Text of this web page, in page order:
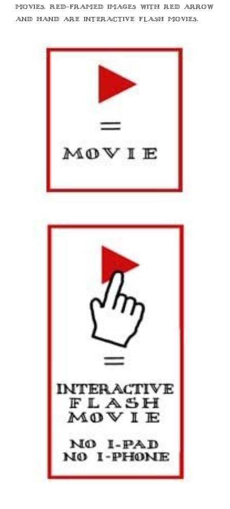
movies. Red-framed images with red arrow
and hand are interactive flash movies.